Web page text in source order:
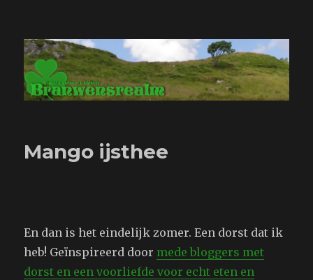
Branwensrealm.com
Mango ijsthee
En dan is het eindelijk zomer. Een dorst dat ik
heb! Geïnspireerd door mede bloggers met
dorst en een voorliefde voor echt eten en